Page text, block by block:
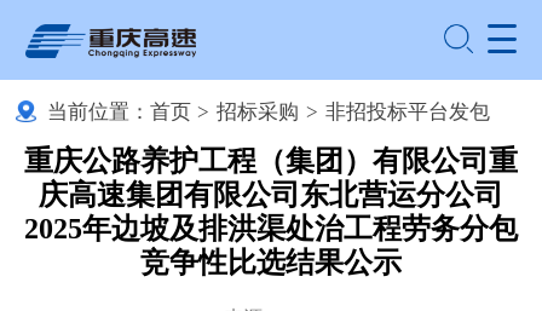
当前位置： 首页 > 招标采购 > 非招投标平台发包
重庆公路养护工程（集团）有限公司重
庆高速集团有限公司东北营运分公司
2025年边坡及排洪渠处治工程劳务分包
竞争性比选结果公示